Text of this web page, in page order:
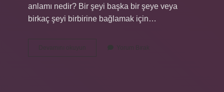
anlamı nedir? Bir şeyi başka bir şeye veya
birkaç şeyi birbirine bağlamak için…
Devamını okuyun
Kelimesinin
Yorum Bırak